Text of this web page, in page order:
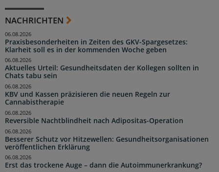
NACHRICHTEN
Praxisbesonderheiten in Zeiten des GKV-Spargesetzes:
Klarheit soll es in der kommenden Woche geben
06.08.2026
Aktuelles Urteil: Gesundheitsdaten der Kollegen sollten in
Chats tabu sein
06.08.2026
KBV und Kassen präzisieren die neuen Regeln zur
Cannabistherapie
06.08.2026
Reversible Nachtblindheit nach Adipositas-Operation
06.08.2026
Besserer Schutz vor Hitzewellen: Gesundheitsorganisationen
veröffentlichen Erklärung
06.08.2026
Erst das trockene Auge – dann die Autoimmunerkrankung?
06.08.2026